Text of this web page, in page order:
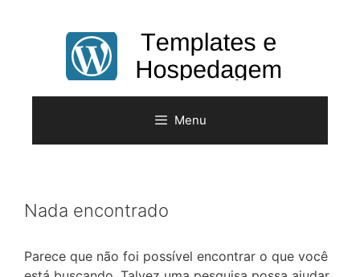
Menu
Nada encontrado
Parece que não foi possível encontrar o que você